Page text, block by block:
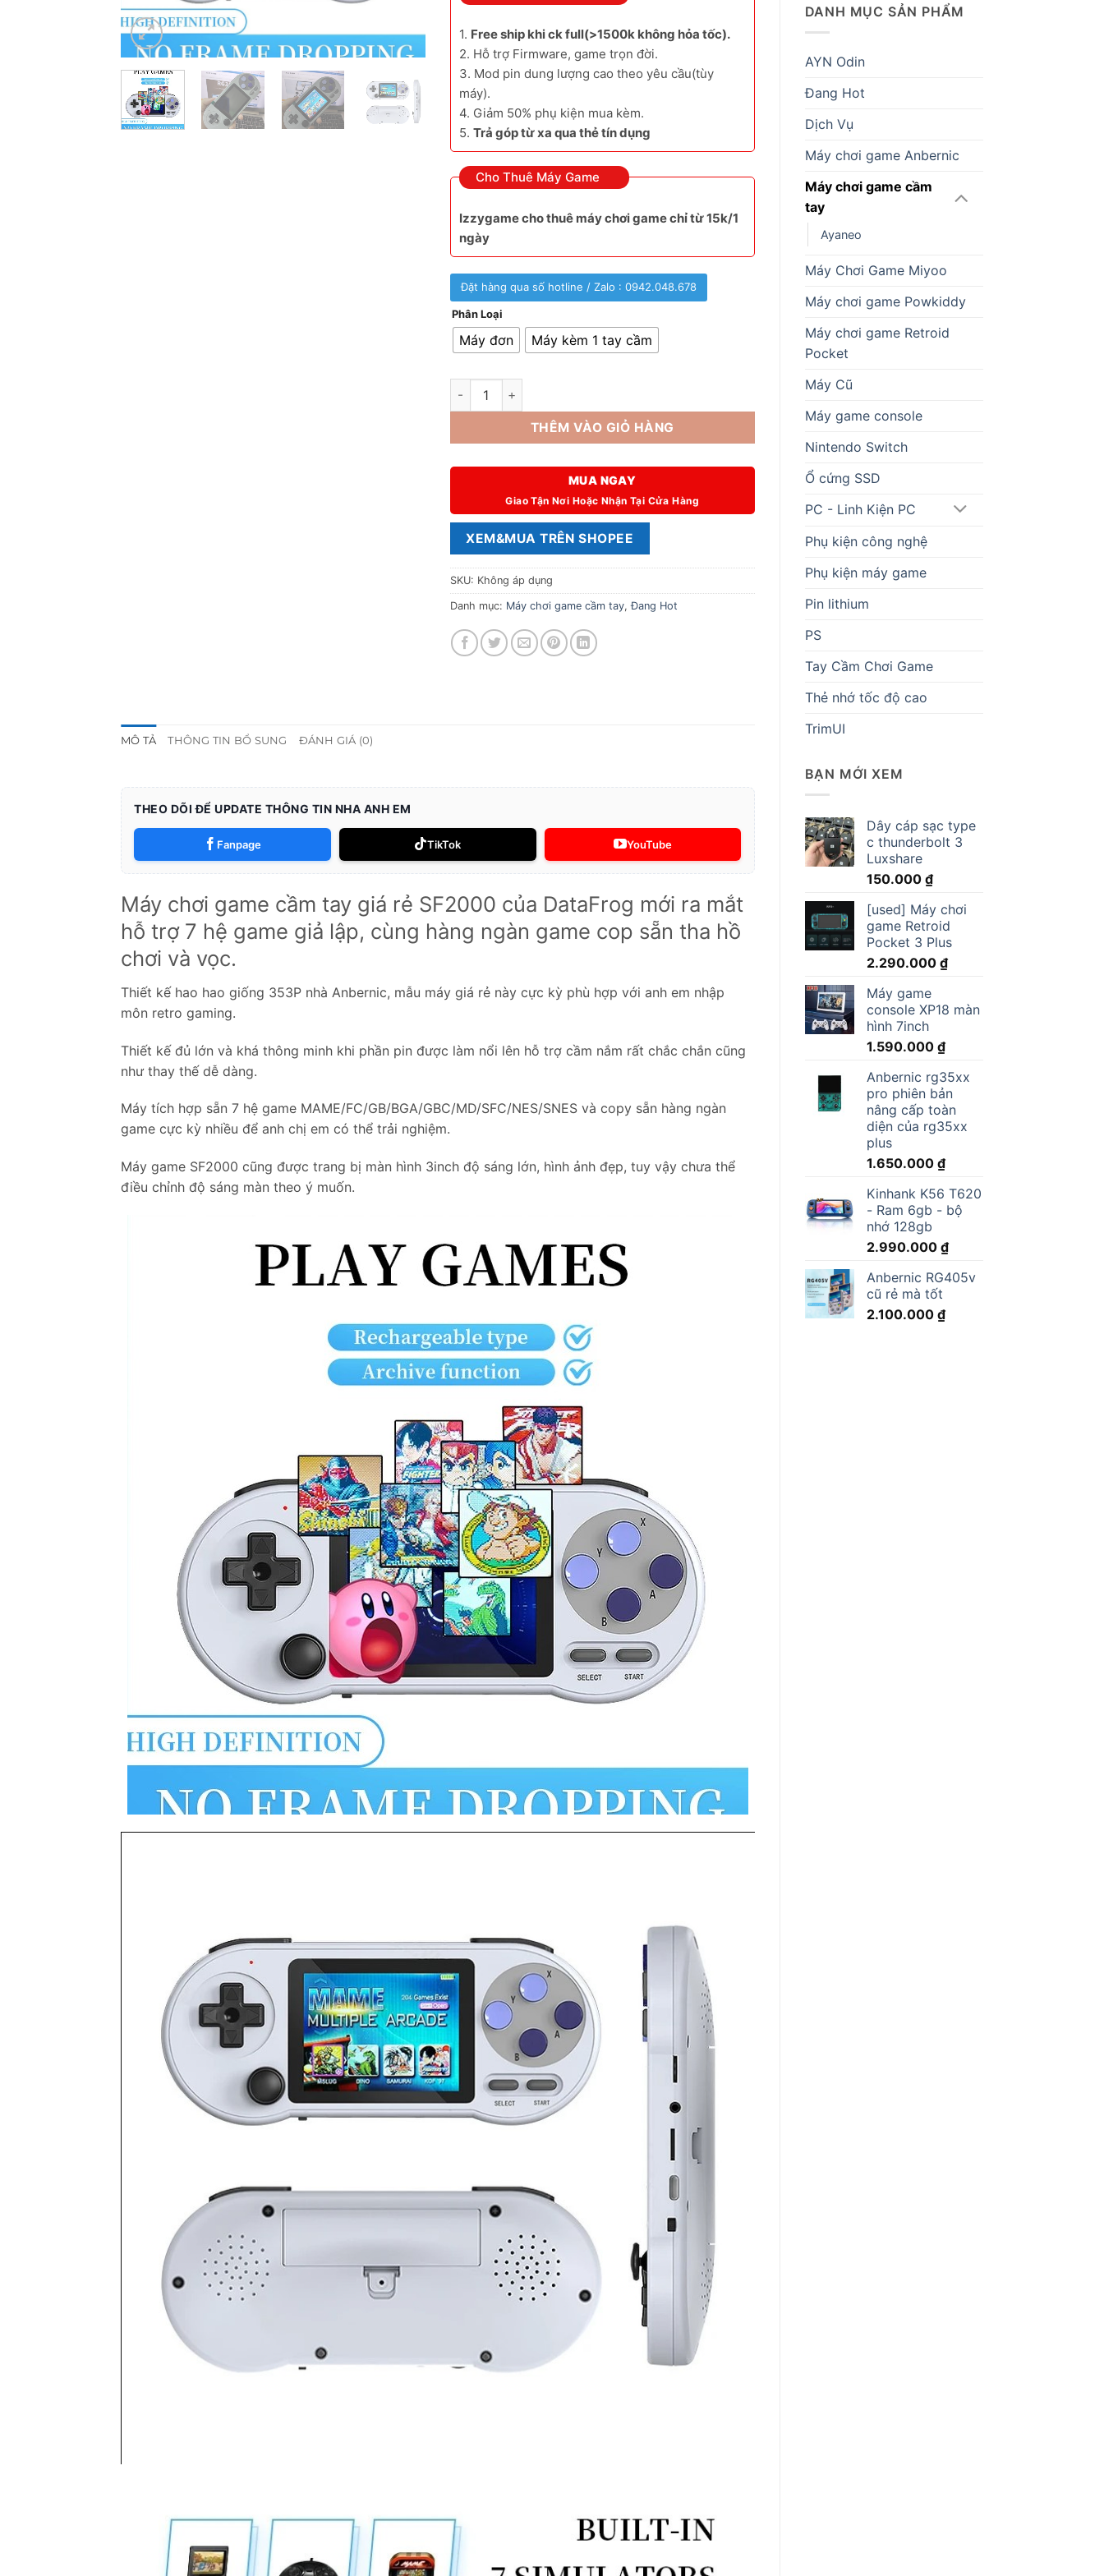
DANH MỤC SẢN PHẨM
AYN Odin
Đang Hot
Dịch Vụ
Máy chơi game Anbernic
Máy chơi game cầm
tay
Ayaneo
Máy Chơi Game Miyoo
Máy chơi game Powkiddy
Máy chơi game Retroid
Pocket
Máy Cũ
Máy game console
Nintendo Switch
Ổ cứng SSD
PC - Linh Kiện PC
Phụ kiện công nghệ
Phụ kiện máy game
Pin lithium
PS
Tay Cầm Chơi Game
Thẻ nhớ tốc độ cao
TrimUI
BẠN MỚI XEM
Dây cáp sạc type
c thunderbolt 3
Luxshare
150.000 ₫
[used] Máy chơi
game Retroid
Pocket 3 Plus
2.290.000 ₫
Máy game
console XP18 màn
hình 7inch
1.590.000 ₫
Anbernic rg35xx
pro phiên bản
nâng cấp toàn
diện của rg35xx
plus
1.650.000 ₫
Kinhank K56 T620
- Ram 6gb - bộ
nhớ 128gb
2.990.000 ₫
Anbernic RG405v
cũ rẻ mà tốt
2.100.000 ₫
1. Free ship khi ck full(>1500k không hỏa tốc).
2. Hỗ trợ Firmware, game trọn đời.
3. Mod pin dung lượng cao theo yêu cầu(tùy
máy).
4. Giảm 50% phụ kiện mua kèm.
5. Trả góp từ xa qua thẻ tín dụng
Cho Thuê Máy Game
Izzygame cho thuê máy chơi game chỉ từ 15k/1
ngày
Đặt hàng qua số hotline / Zalo : 0942.048.678
Phân Loại
Máy đơn Máy kèm 1 tay cầm
Máy chơi game cầm tay giá rẻ SF2000 [hienthithang]/[hienthinam] số lượng
THÊM VÀO GIỎ HÀNG
MUA NGAY
Giao Tận Nơi Hoặc Nhận Tại Cửa Hàng
XEM&MUA TRÊN SHOPEE
SKU: Không áp dụng
Danh mục: Máy chơi game cầm tay,Đang Hot
MÔ TẢ THÔNG TIN BỔ SUNG ĐÁNH GIÁ (0)
THEO DÕI ĐỂ UPDATE THÔNG TIN NHA ANH EM
Fanpage TikTok YouTube
Máy chơi game cầm tay giá rẻ SF2000 của DataFrog mới ra mắt
hỗ trợ 7 hệ game giả lập, cùng hàng ngàn game cop sẵn tha hồ
chơi và vọc.
Thiết kế hao hao giống 353P nhà Anbernic, mẫu máy giá rẻ này cực kỳ phù hợp với anh em nhập
môn retro gaming.
Thiết kế đủ lớn và khá thông minh khi phần pin được làm nổi lên hỗ trợ cầm nắm rất chắc chắn cũng
như thay thế dễ dàng.
Máy tích hợp sẵn 7 hệ game MAME/FC/GB/BGA/GBC/MD/SFC/NES/SNES và copy sẵn hàng ngàn
game cực kỳ nhiều để anh chị em có thể trải nghiệm.
Máy game SF2000 cũng được trang bị màn hình 3inch độ sáng lớn, hình ảnh đẹp, tuy vậy chưa thể
điều chỉnh độ sáng màn theo ý muốn.